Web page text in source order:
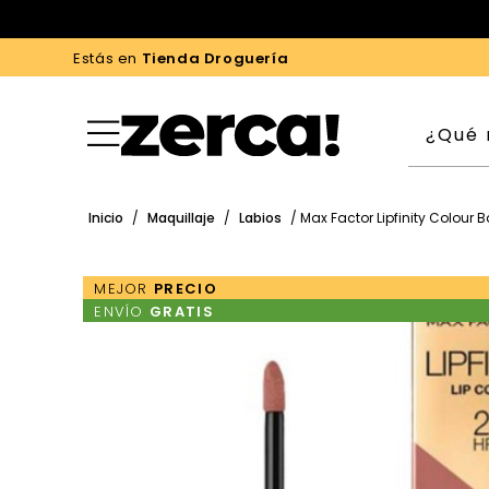
Estás en Tienda Droguería
Inicio / Maquillaje / Labios / Max Factor Lipfinity Colour
MEJOR PRECIO
ENVÍO GRATIS